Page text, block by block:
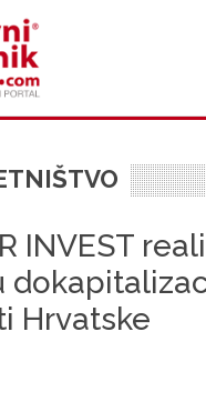
INVEST
Hrvatske